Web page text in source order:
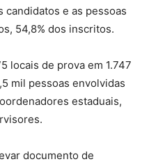
candidatos e as pessoas
54,8% dos inscritos.
locais de prova em 1.747
mil pessoas envolvidas
estaduais,
documento de